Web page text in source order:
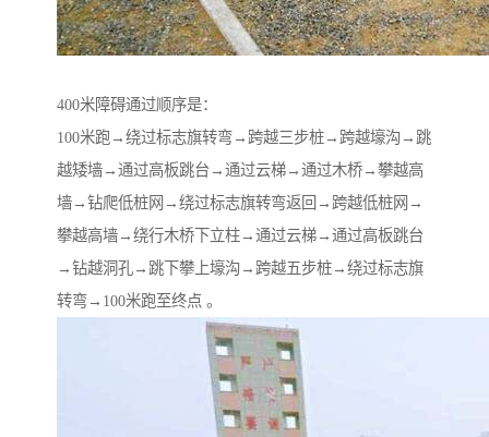
400米障碍通过顺序是：
100米跑→绕过标志旗转弯→跨越三步桩→跨越壕沟→跳
越矮墙→通过高板跳台→通过云梯→通过木桥→攀越高
墙→钻爬低桩网→绕过标志旗转弯返回→跨越低桩网→
攀越高墙→绕行木桥下立柱→通过云梯→通过高板跳台
→钻越洞孔→跳下攀上壕沟→跨越五步桩→绕过标志旗
转弯→100米跑至终点 。